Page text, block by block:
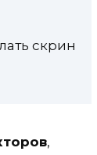
скрин
,